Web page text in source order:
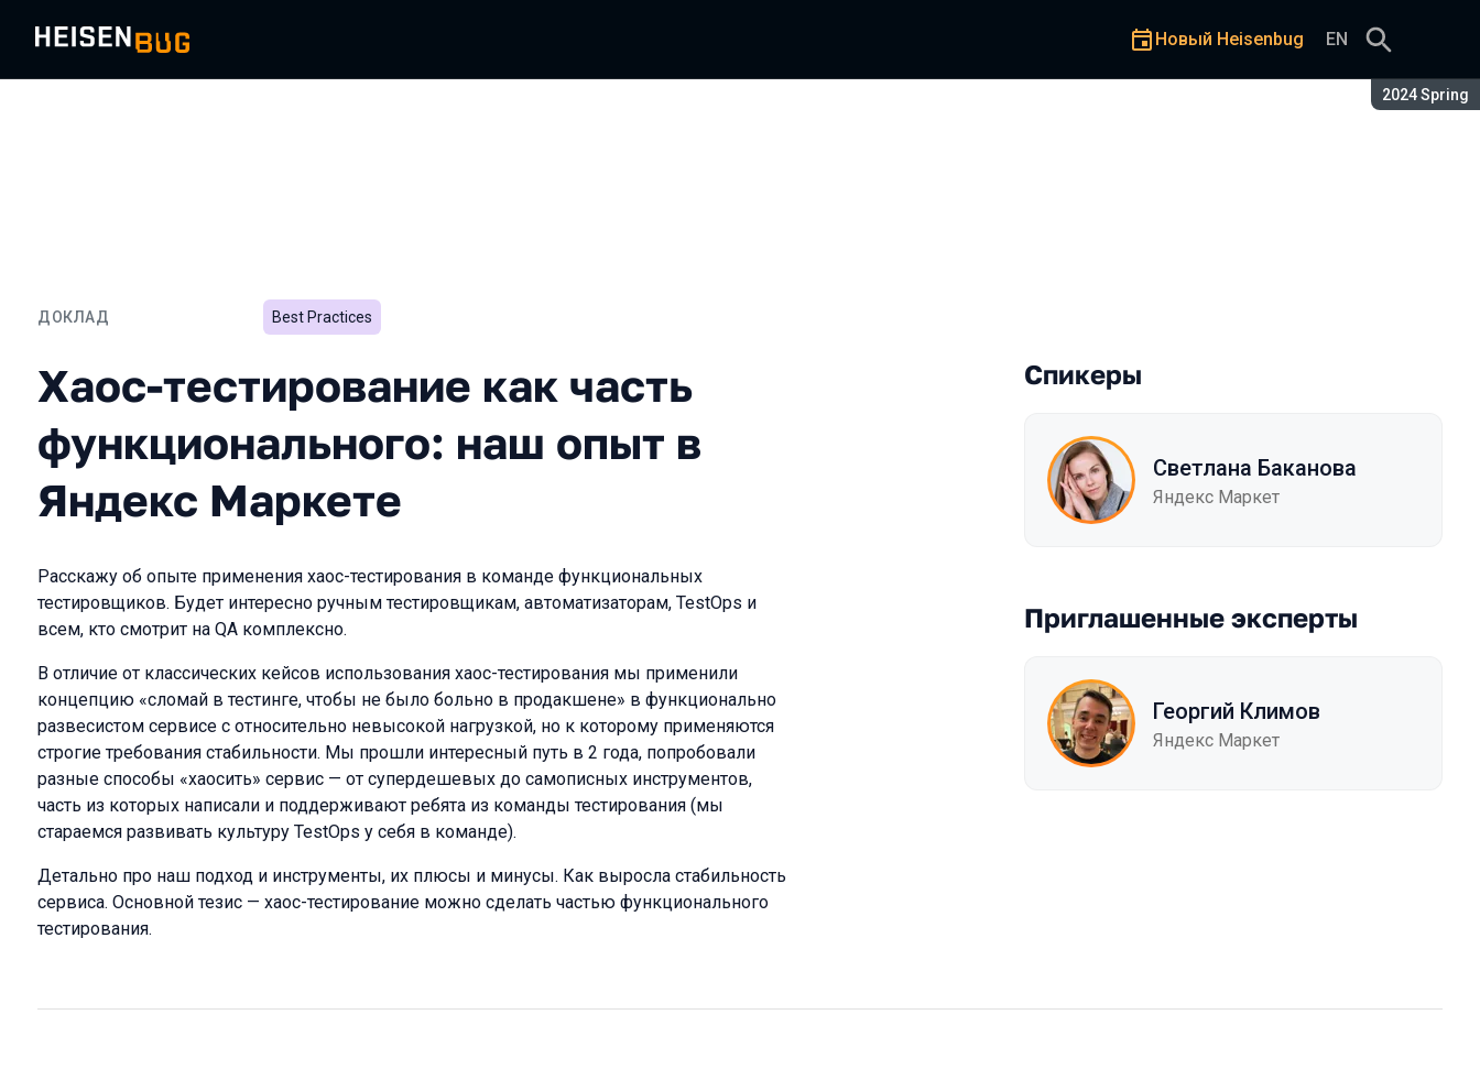
Сезон:
2024 Spring
Новый Heisenbug EN
ДОКЛАД
Хаос-тестирование как часть функционального: наш опыт в Яндекс Маркете
Best Practices
Хаос-тестирование как часть
функционального: наш опыт в
Яндекс Маркете
Расскажу об опыте применения хаос-тестирования в команде функциональных
тестировщиков. Будет интересно ручным тестировщикам, автоматизаторам, TestOps и
всем, кто смотрит на QA комплексно.
В отличие от классических кейсов использования хаос-тестирования мы применили
концепцию «сломай в тестинге, чтобы не было больно в продакшене» в функционально
развесистом сервисе с относительно невысокой нагрузкой, но к которому применяются
строгие требования стабильности. Мы прошли интересный путь в 2 года, попробовали
разные способы «хаосить» сервис — от супердешевых до самописных инструментов,
часть из которых написали и поддерживают ребята из команды тестирования (мы
стараемся развивать культуру TestOps у себя в команде).
Детально про наш подход и инструменты, их плюсы и минусы. Как выросла стабильность
сервиса. Основной тезис — хаос-тестирование можно сделать частью функционального
тестирования.
Спикеры
Светлана Баканова
Яндекс Маркет
Приглашенные эксперты
Георгий Климов
Яндекс Маркет